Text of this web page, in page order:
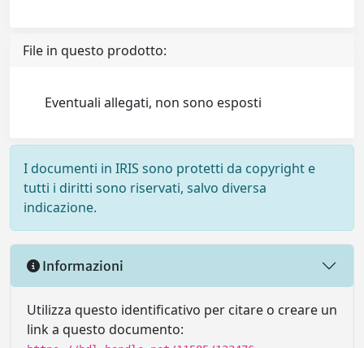
File in questo prodotto:
Eventuali allegati, non sono esposti
I documenti in IRIS sono protetti da copyright e
tutti i diritti sono riservati, salvo diversa
indicazione.
Informazioni
Utilizza questo identificativo per citare o creare un
link a questo documento: